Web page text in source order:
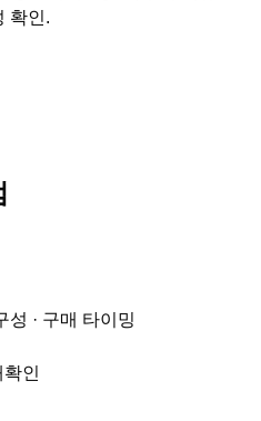
확인.
성 · 구매 타이밍
확인